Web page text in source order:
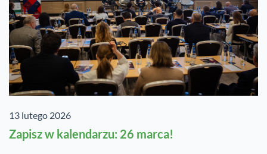
13 lutego 2026
Zapisz w kalendarzu: 26 marca!